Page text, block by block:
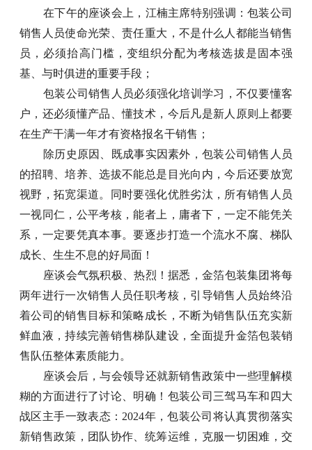
在下午的座谈会上，江楠主席特别强调：包装公司
销售人员使命光荣、责任重大，不是什么人都能当销售
员，必须抬高门槛，变组织分配为考核选拔是固本强
基、与时俱进的重要手段；
包装公司销售人员必须强化培训学习，不仅要懂客
户，还必须懂产品、懂技术，今后凡是新人原则上都要
在生产干满一年才有资格报名干销售；
除历史原因、既成事实因素外，包装公司销售人员
的招聘、培养、选拔不能总是目光向内，今后还要放宽
视野，拓宽渠道。同时要强化优胜劣汰，所有销售人员
一视同仁，公平考核，能者上，庸者下，一定不能凭关
系，一定要凭真本事。要逐步打造一个流水不腐、梯队
成长、生生不息的好局面！
座谈会气氛积极、热烈！据悉，金箔包装集团将每
两年进行一次销售人员任职考核，引导销售人员始终沿
着公司的销售目标和策略成长，不断为销售队伍充实新
鲜血液，持续完善销售梯队建设，全面提升金箔包装销
售队伍整体素质能力。
座谈会后，与会领导还就新销售政策中一些理解模
糊的方面进行了讨论、明确！包装公司三驾马车和四大
战区主手一致表态： 2024年，包装公司将认真贯彻落实
新销售政策，团队协作、统筹运维，克服一切困难，交